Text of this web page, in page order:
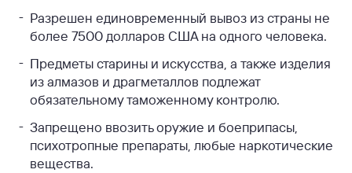
Разрешен единовременный вывоз из страны не
более 7500 долларов США на одного человека.
Предметы старины и искусства, а также изделия
из алмазов и драгметаллов подлежат
обязательному таможенному контролю.
Запрещено ввозить оружие и боеприпасы,
психотропные препараты, любые наркотические
вещества.